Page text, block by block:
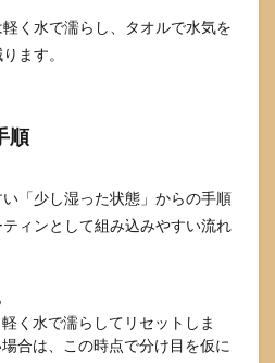
く水で濡らし、タオルで水気を
ます。
順
「少し湿った状態」からの手順
ィンとして組み込みやすい流れ
く水で濡らしてリセットしま
合は、この時点で分け目を仮に